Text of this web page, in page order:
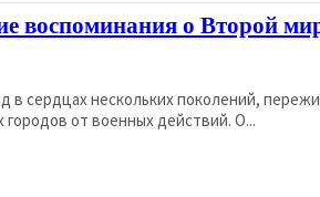
воспоминания о Второй
в сердцах нескольких поколений,
от военных действий. О...